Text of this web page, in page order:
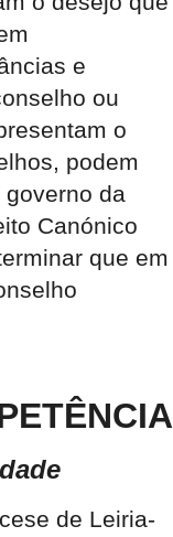
e
ou
o
podem
da
Canónico
que em
de Leiria-